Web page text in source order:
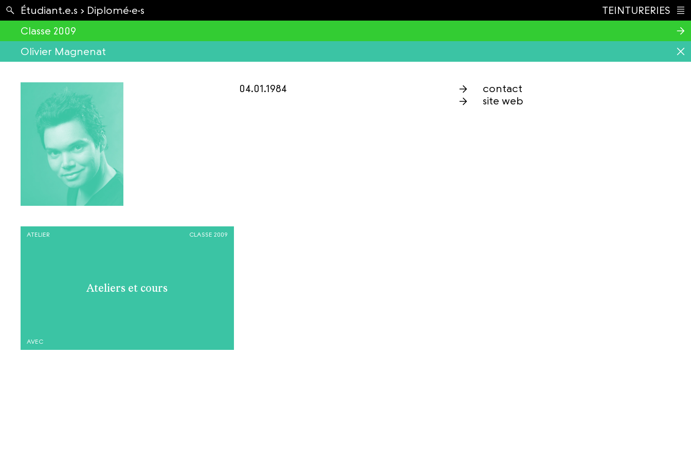
Étudiant.e.s › Diplomé·e·s
TEINTURERIES
Classe 2009
Olivier Magnenat
04.01.1984
contact
site web
Ateliers et cours
ATELIER CLASSE 2009
AVEC